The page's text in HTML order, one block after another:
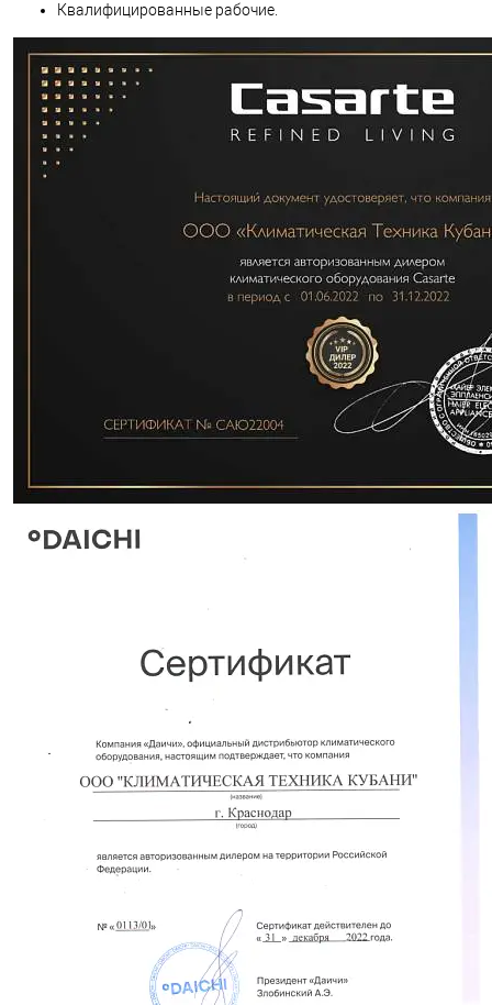
Квалифицированные рабочие.